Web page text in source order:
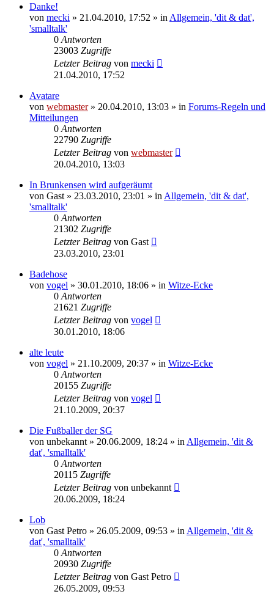
Danke!
von mecki » 21.04.2010, 17:52 » in Allgemein, 'dit & dat',
'smalltalk'
0 Antworten
23003 Zugriffe
Letzter Beitrag von mecki
21.04.2010, 17:52
Avatare
von webmaster» 20.04.2010, 13:03 » in Forums-Regeln und
Mitteilungen
0 Antworten
22790 Zugriffe
Letzter Beitrag von webmaster
20.04.2010, 13:03
In Brunkensen wird aufgeräumt
von Gast » 23.03.2010, 23:01 » in Allgemein, 'dit & dat',
'smalltalk'
0 Antworten
21302 Zugriffe
Letzter Beitrag von Gast
23.03.2010, 23:01
Badehose
von vogel » 30.01.2010, 18:06 » in Witze-Ecke
0 Antworten
21621 Zugriffe
Letzter Beitrag von vogel
30.01.2010, 18:06
alte leute
von vogel » 21.10.2009, 20:37 » in Witze-Ecke
0 Antworten
20155 Zugriffe
Letzter Beitrag von vogel
21.10.2009, 20:37
Die Fußballer der SG
von unbekannt » 20.06.2009, 18:24 » in Allgemein, 'dit &
dat', 'smalltalk'
0 Antworten
20115 Zugriffe
Letzter Beitrag von unbekannt
20.06.2009, 18:24
Lob
von Gast Petro » 26.05.2009, 09:53 » in Allgemein, 'dit &
dat', 'smalltalk'
0 Antworten
20930 Zugriffe
Letzter Beitrag von Gast Petro
26.05.2009, 09:53